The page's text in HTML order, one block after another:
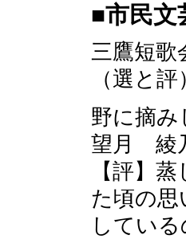
■市民文
三鷹短歌
（選と
野に摘
望月 綾
【評】
た頃の
してい